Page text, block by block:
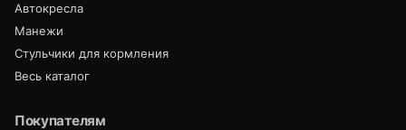
Автокресла
Манежи
Стульчики для кормления
Весь каталог
Покупателям